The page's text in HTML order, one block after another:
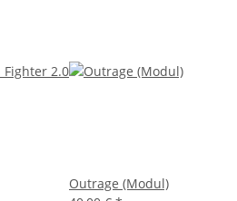
Outrage (Modul)